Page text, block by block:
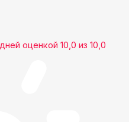
оценкой 10,0 из 10,0